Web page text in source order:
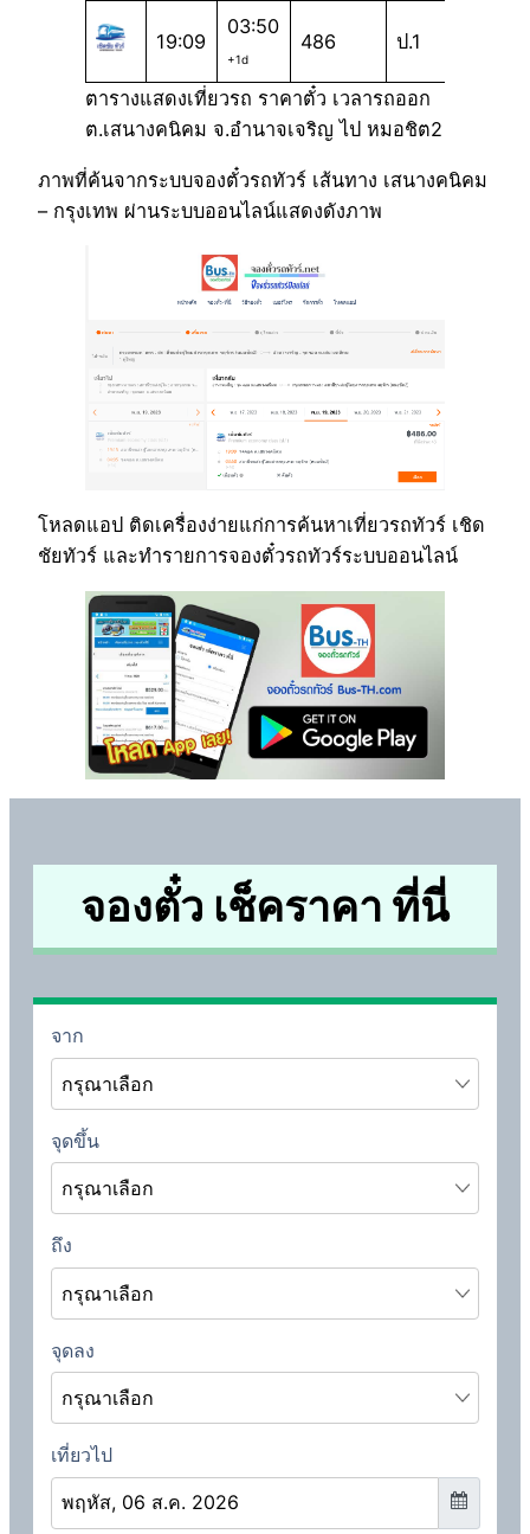
19:09
03:50
+1d
486 ป.1
ตารางแสดงเที่ยวรถ ราคาตั๋ว เวลารถออก
ต.เสนางคนิคม จ.อำนาจเจริญ ไป หมอชิต2
ภาพที่ค้นจากระบบจองตั๋วรถทัวร์ เส้นทาง เสนางคนิคม
– กรุงเทพ ผ่านระบบออนไลน์แสดงดังภาพ
โหลดแอป ติดเครื่องง่ายแก่การค้นหาเที่ยวรถทัวร์ เชิด
ชัยทัวร์ และทำรายการจองตั๋วรถทัวร์ระบบออนไลน์
จองตั๋ว เช็คราคา ที่นี่